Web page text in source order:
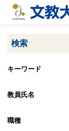
検索
キーワード
教員氏名
職種